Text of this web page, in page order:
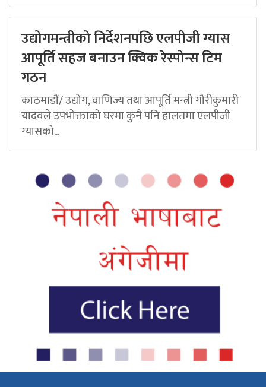
उद्योगमन्त्रीको निर्देशनपछि एलपीजी ग्यास
आपूर्ति सहज बनाउन क्विक रेस्पोन्स टिम
गठन
काठमाडौं/ उद्योग, वाणिज्य तथा आपूर्ति मन्त्री गौरीकुमारी
यादवले उपभोक्ताको घरमा कुनै पनि हालतमा एलपीजी
ग्यासको...